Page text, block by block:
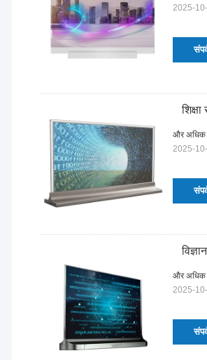
2025-
और अधिक
2025-
और अधिक
2025-